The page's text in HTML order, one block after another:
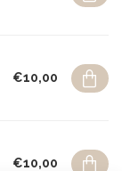
€10,00
€10,00